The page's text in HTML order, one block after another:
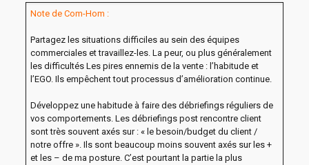
Note de Com-Hom :
Partagez les situations difficiles au sein des équipes
commerciales et travaillez-les. La peur, ou plus généralement
les difficultés Les pires ennemis de la vente : l’habitude et
l’EGO. Ils empêchent tout processus d’amélioration continue.
Développez une habitude à faire des débriefings réguliers de
vos comportements. Les débriefings post rencontre client
sont très souvent axés sur : « le besoin/budget du client /
notre offre ». Ils sont beaucoup moins souvent axés sur les +
et les – de ma posture. C’est pourtant la partie la plus